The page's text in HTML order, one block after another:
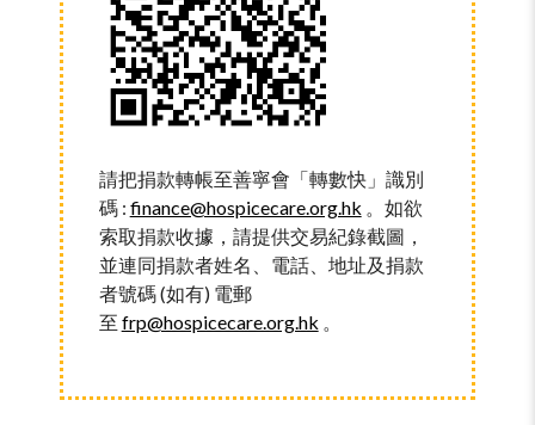
請把捐款轉帳至善寧會「轉數快」識別
碼 : finance@hospicecare.org.hk 。如欲
索取捐款收據，請提供交易紀錄截圖，
並連同捐款者姓名、電話、地址及捐款
者號碼 (如有) 電郵
至 frp@hospicecare.org.hk 。